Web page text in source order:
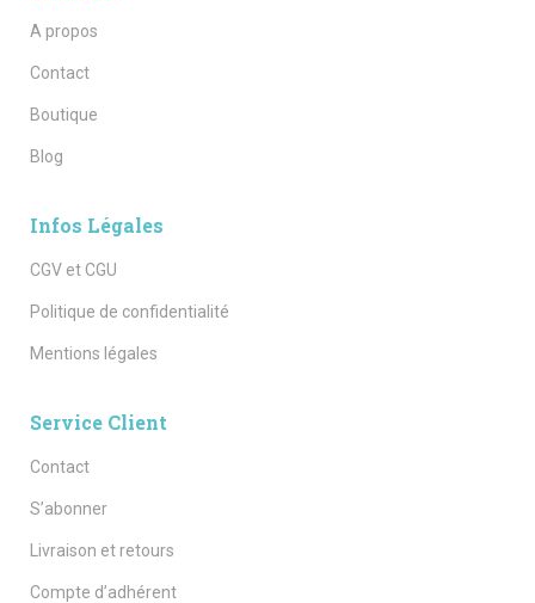
A propos
Contact
Boutique
Blog
Infos Légales
CGV et CGU
Politique de confidentialité
Mentions légales
Service Client
Contact
S’abonner
Livraison et retours
Compte d’adhérent